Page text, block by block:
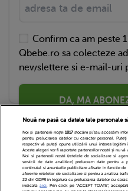
Confirm ca am peste
Qbebe.ro sa colecteze
newslettere si e-mail-uri
DA, MA
Nouă ne pasă ca datele tale personale
Noi și partenerii noștri 1017stocăm și/sau accesăm
pentru prelucrarea datelor cu caracter personal.
respectiv vă puteți opune utilizării unui interes
Aceste alegeri vor fi raportate partenerilor noștri și nu vă
Noi si partenerii nostri (retelele de socializare si
servicii de date analitice) prelucram date pentru a
continutul si anunturile publicitare afisate in functie
aferente retelelor de socializare si pentru a analiza
22 din GDPR in legatura cu prelucrarea datelor cu
indicataaici. Prin click pe “ACCEPT TOATE”,